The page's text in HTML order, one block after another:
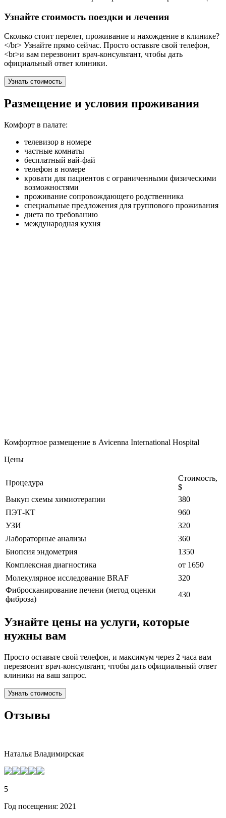
Узнайте стоимость поездки и лечения
Сколько стоит перелет, проживание и нахождение в клинике?
</br> Узнайте прямо сейчас. Просто оставьте свой телефон,
<br>и вам перезвонит врач-консультант, чтобы дать
официальный ответ клиники.
Узнать стоимость
Размещение и условия проживания
Комфорт в палате:
телевизор в номере
частные комнаты
бесплатный вай-фай
телефон в номере
кровати для пациентов с ограниченными физическими
возможностями
проживание сопровождающего родственника
специальные предложения для группового проживания
диета по требованию
международная кухня
Комфортное размещение в Avicenna International Hospital
Цены
Процедура
Стоимость,
$
Выкуп схемы химиотерапии
380
ПЭТ-КТ
960
УЗИ
320
Лабораторные анализы
360
Биопсия эндометрия
1350
Комплексная диагностика
от 1650
Молекулярное исследование BRAF
320
Фибросканирование печени (метод оценки
фиброза)
430
Узнайте цены на услуги, которые
нужны вам
Просто оставьте свой телефон, и максимум через 2 часа вам
перезвонит врач-консультант, чтобы дать официальный ответ
клиники на ваш запрос.
Узнать стоимость
Отзывы
Наталья Владимирская
5
Год посещения: 2021